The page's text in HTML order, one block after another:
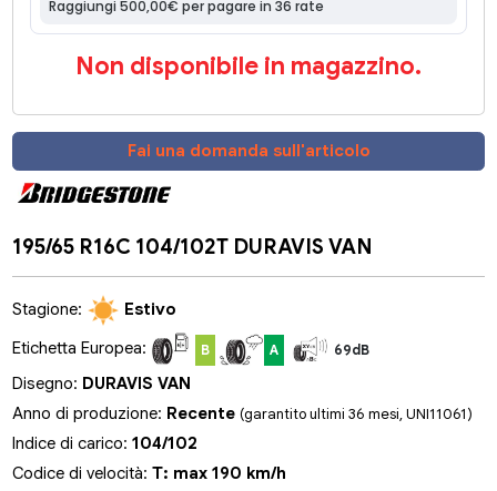
Non disponibile in magazzino.
Fai una domanda sull'articolo
195/65 R16C 104/102T DURAVIS VAN
Stagione:
Estivo
Etichetta Europea:
B A 69dB
Disegno: DURAVIS VAN
Anno di produzione: Recente(garantito ultimi 36 mesi, UNI11061)
Indice di carico:104/102
Codice di velocità:T: max 190 km/h